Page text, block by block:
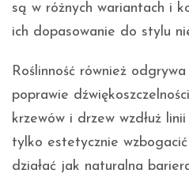
są w różnych wariantach i
ich dopasowanie do stylu
Roślinność również
poprawie
krzewów i drzew wzdłuż
tylko estetycznie
działać jak naturalna